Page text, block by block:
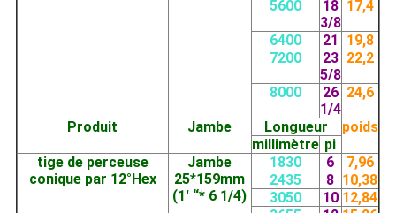
5600
18
3/8
17,4
6400 21
19,8
7200
23
5/8
22,2
8000
26
1/4
24,6
Produit Jambe Longueur
poids
millimètre pi
tige de perceuse
conique par 12°Hex
Jambe
25*159mm
(1' “* 6 1/4)
1830 6
7,96
2435
8 10,38
3050
10 12,84